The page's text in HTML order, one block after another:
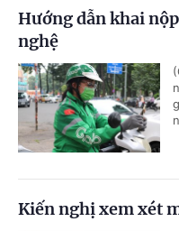
Hướng dẫn khai
nghệ
Kiến nghị xem xét